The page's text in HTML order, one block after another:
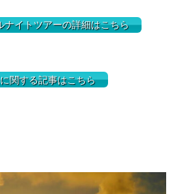
イトツアーの詳細はこちら
関する記事はこちら